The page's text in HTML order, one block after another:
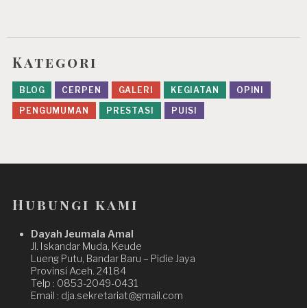
Kategori
BLOG CERPEN GALERI KEGIATAN
OPINI
PENGUMUMAN
PRESTASI PUISI
Hubungi kami
Dayah Jeumala Amal
Jl. Iskandar Muda, Keude
Lueng Putu, Bandar Baru – Pidie Jaya
Provinsi Aceh. 24184
Telp : 0853-2049-0431
Email : dja.sekretariat@gmail.com